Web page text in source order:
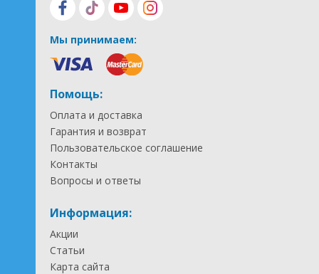
Мы принимаем:
Помощь:
Оплата и доставка
Гарантия и возврат
Пользовательское соглашение
Контакты
Вопросы и ответы
Информация:
Акции
Статьи
Карта сайта